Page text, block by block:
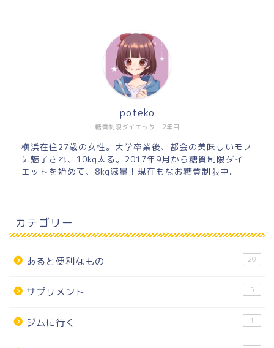
糖質制限ダイエッター2年目
poteko
横浜在住27歳の女性。大学卒業後、都会の美味しいモノ
に魅了され、10kg太る。2017年9月から糖質制限ダイ
エットを始めて、8kg減量！現在もなお糖質制限中。
カテゴリー
あると便利なもの 20
サプリメント 5
ジムに行く 1